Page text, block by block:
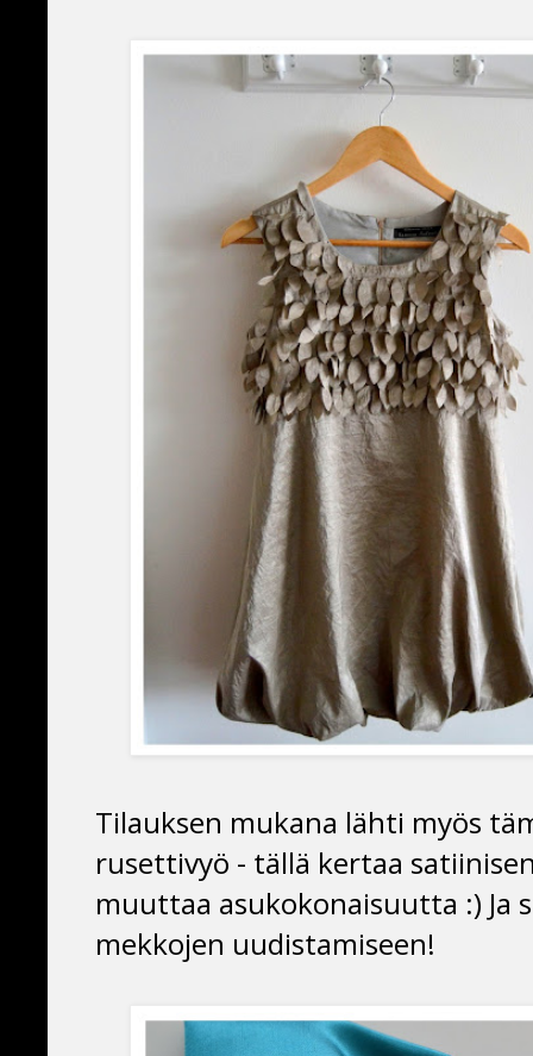
Tilauksen mukana lähti myös
rusettivyö - tällä kertaa
muuttaa asukokonaisuutta :) Ja
mekkojen uudistamiseen!